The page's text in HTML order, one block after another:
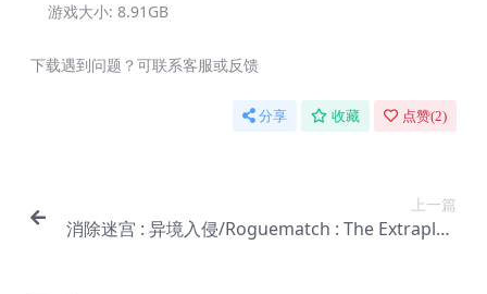
游戏大小: 8.91GB
下载遇到问题？可联系客服或反馈
分享 收藏 点赞(2)
上一篇
消除迷宫 : 异境入侵/Roguematch : The Extraplan